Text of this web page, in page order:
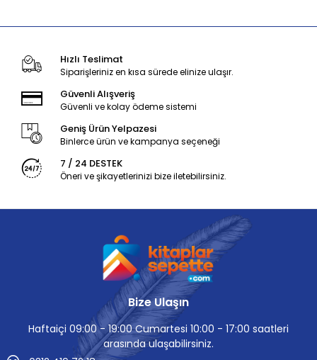
Hızlı Teslimat
Siparişleriniz en kısa sürede elinize ulaşır.
Güvenli Alışveriş
Güvenli ve kolay ödeme sistemi
Geniş Ürün Yelpazesi
Binlerce ürün ve kampanya seçeneği
7 / 24 DESTEK
Öneri ve şikayetlerinizi bize iletebilirsiniz.
Bize Ulaşın
Haftaiçi 09:00 - 19:00 Cumartesi 10:00 - 17:00 saatleri
arasında ulaşabilirsiniz.